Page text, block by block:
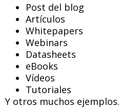
Post del blog
Artículos
Whitepapers
Webinars
Datasheets
eBooks
Vídeos
Tutoriales
Y otros muchos ejemplos.